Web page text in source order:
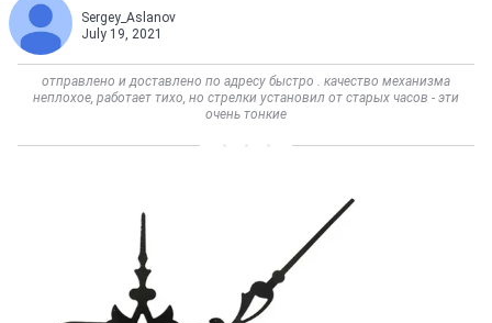
Sergey_Aslanov
July 19, 2021
отправлено и доставлено по адресу быстро . качество механизма
неплохое, работает тихо, но стрелки установил от старых часов - эти
очень тонкие